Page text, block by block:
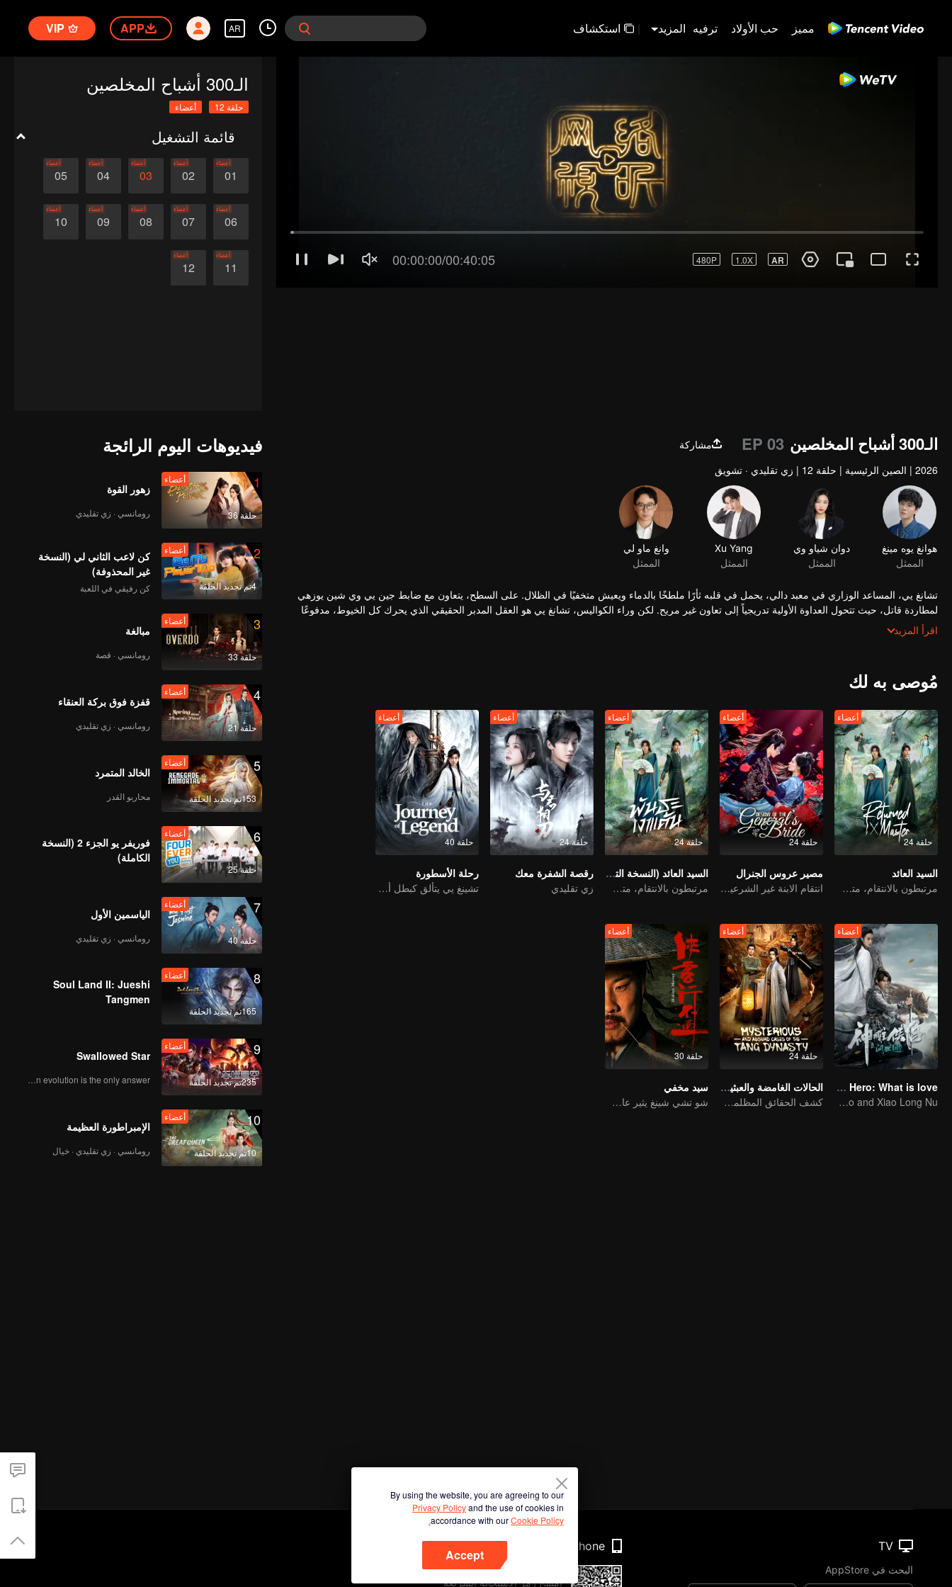
مميز حب الأولاد ترفيه المزيد | استكشاف AR
APP
VIP
الـ300 أشباح المخلصين
حلقة 12 أعضاء
قائمة التشغيل
01
أعضاء
02
أعضاء
03
أعضاء
04
أعضاء
05
أعضاء
06
أعضاء
07
أعضاء
08
أعضاء
09
أعضاء
10
أعضاء
11
أعضاء
12
أعضاء
الـ300 أشباح المخلصين EP 03
مشاركة
2026
| الصين الرئيسية | حلقة 12 | زي تقليدي · تشويق
هوانغ يوه مينغ
الممثل
تشانغ يي، المساعد الوزاري في معبد دالي، يحمل في قلبه ثأرًا ملطخًا بالدماء ويعيش متخفيًا في الظلال. على السطح، يتعاون مع ضابط جين يي وي شين يوزهي
لمطاردة قاتل، حيث تتحول العداوة الأولية تدريجياً إلى تعاون غير مريح. لكن وراء الكواليس، تشانغ يي هو العقل المدبر الحقيقي الذي يحرك كل الخيوط، مدفوعًا
برغبة في الانتقام بدقة وحنكة. ومع تلاقي كل المؤامرات نحو نهايتها، ينغلق فخ العدالة المُعد بعناية. في هذا العالم من الجواسيس والخداع، تتصادم مصائرهم ويجب
اتخاذ القرار النهائي.
اقرأ المزيد
مُوصى به لك
حلقة 24
أعضاء
السيد العائد
مرتبطون بالانتقام، متشابكون مع القدر
حلقة 24
أعضاء
مصير عروس الجنرال
انتقام الابنة غير الشرعية من تغيير الوجه
حلقة 24
أعضاء
السيد العائد (النسخة التايلاندية)
مرتبطون بالانتقام، متشابكون مع القدر
حلقة 24
أعضاء
رقصة الشفرة معك
زي تقليدي
حلقة 40
أعضاء
رحلة الأسطورة
تشينغ يي يتألق كبطل أسطوري لأرض الإلهية
أعضاء
The Legend of Condor Hero: What is love
The Romance of Yang Guo and Xiao Long Nu
حلقة 24
أعضاء
الحالات الغامضة والعبثية من عصر سلالة تانغ
كشف الحقائق المظلمة في العصر الذهبي لتشانغآن
حلقة 30
أعضاء
سيد مخفي
شو تشي شينغ يثير عاصفة مضحكة في عالم القتال
فيديوهات اليوم الرائجة
1
حلقة 36
أعضاء
زهور القوة
رومانسي · زي تقليدي
2
4تم تجديد الحلقة
أعضاء
كن لاعب الثاني لي (النسخة
غير المحذوفة)
كن رفيقي في اللعبة
3
حلقة 33
أعضاء
مبالغة
رومانسي · قصة
4
حلقة 21
أعضاء
قفزة فوق بركة العنقاء
رومانسي · زي تقليدي
5
153تم تجديد الحلقة
أعضاء
الخالد المتمرد
محاربو القدر
6
حلقة 25
أعضاء
فوريفر يو الجزء 2 (النسخة
الكاملة)
7
حلقة 40
أعضاء
الياسمين الأول
رومانسي · زي تقليدي
8
165تم تجديد الحلقة
أعضاء
Soul Land II: Jueshi
Tangmen
9
235تم تجديد الحلقة
أعضاء
Swallowed Star
Human evolution is the only answer.
10
10تم تجديد الحلقة
أعضاء
الإمبراطورة العظيمة
رومانسي · زي تقليدي · خيال
By using the website, you are agreeing to our
Privacy Policyand the use of cookies in
accordance with ourCookie Policy.
Accept
TV
البحث في AppStore
Phone
امسح رمز الاستجابة السريعة